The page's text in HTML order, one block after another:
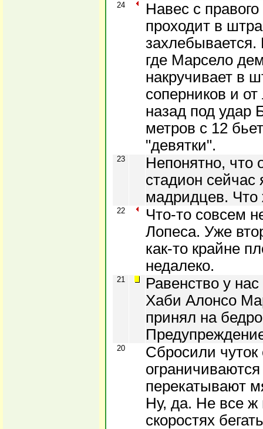
24
Навес с
проходит в
где Марсело
накручивает в
соперников и
назад под удар
метров с 12
"девятки".
23
Непонятно, что
стадион сейчас
мадридцев. Что
22
Что-то совсем
Лопеса. Уже
как-то крайне
недалеко.
21
Равенство у
Хаби Алонсо
принял на
20
Сбросили
перекатывают
Ну, да. Не все
скоростях